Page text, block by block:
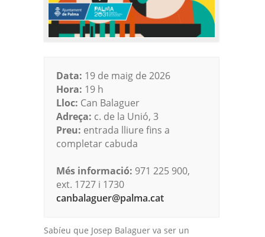
Data: 19 de maig de 2026
Hora: 19 h
Lloc: Can Balaguer
Adreça: c. de la Unió, 3
Preu: entrada lliure fins a
completar cabuda
Més informació: 971 225 900,
ext. 1727 i 1730
canbalaguer@palma.cat
Sabíeu que Josep Balaguer va ser un